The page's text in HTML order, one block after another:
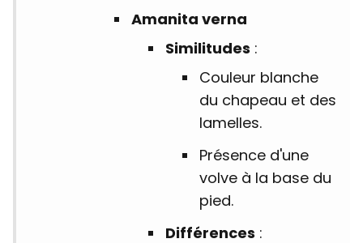
Amanita verna
Similitudes :
Couleur blanche
du chapeau et des
lamelles.
Présence d'une
volve à la base du
pied.
Différences :